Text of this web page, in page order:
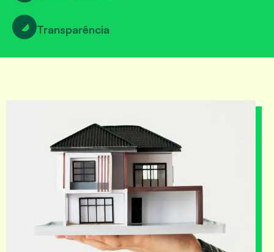
Transparência